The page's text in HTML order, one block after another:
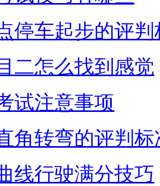
停车起步的评
二怎么找到感觉
试注意事项
角转弯的评判
线行驶满分技巧